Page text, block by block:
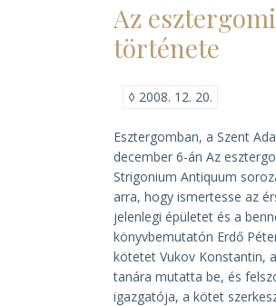
kar
1949–
1965
Az
története
◊ 2008. 12. 20.
Esztergomban, a Szent
december 6-ánAz
Strigonium Antiquum
arra, hogy ismertesse az
jelenlegi épületet és a
könyvbemutatón Erdő
kötetet Vukov Konstantin,
tanára mutatta be, és
igazgatója, a kötet